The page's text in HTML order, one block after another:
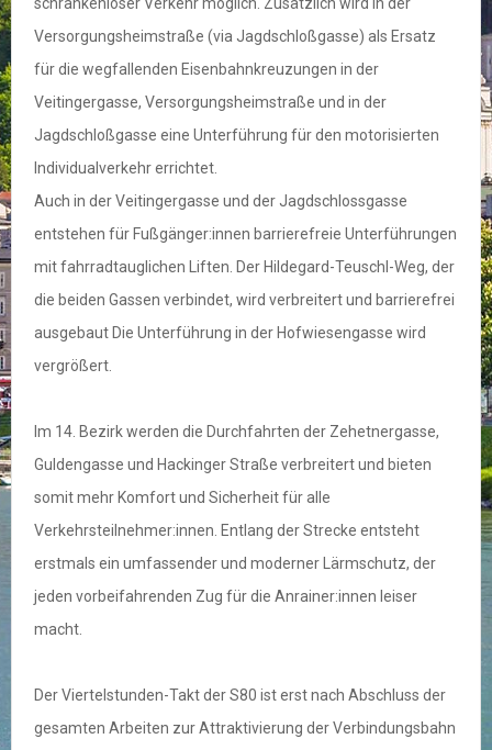
schrankenloser Verkehr möglich. Zusätzlich wird in der
Versorgungsheimstraße (via Jagdschloßgasse) als Ersatz
für die wegfallenden Eisenbahnkreuzungen in der
Veitingergasse, Versorgungsheimstraße und in der
Jagdschloßgasse eine Unterführung für den motorisierten
Individualverkehr errichtet.
Auch in der Veitingergasse und der Jagdschlossgasse
entstehen für Fußgänger:innen barrierefreie Unterführungen
mit fahrradtauglichen Liften. Der Hildegard-Teuschl-Weg, der
die beiden Gassen verbindet, wird verbreitert und barrierefrei
ausgebaut Die Unterführung in der Hofwiesengasse wird
vergrößert.
Im 14. Bezirk werden die Durchfahrten der Zehetnergasse,
Guldengasse und Hackinger Straße verbreitert und bieten
somit mehr Komfort und Sicherheit für alle
Verkehrsteilnehmer:innen. Entlang der Strecke entsteht
erstmals ein umfassender und moderner Lärmschutz, der
jeden vorbeifahrenden Zug für die Anrainer:innen leiser
macht.
Der Viertelstunden-Takt der S80 ist erst nach Abschluss der
gesamten Arbeiten zur Attraktivierung der Verbindungsbahn